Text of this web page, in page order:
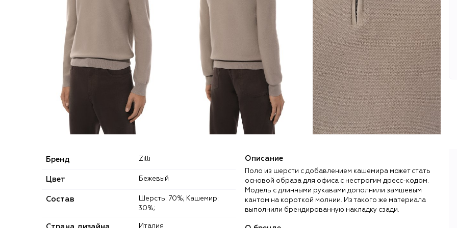
Бренд Zilli
Цвет Бежевый
Состав
Шерсть: 70%; Кашемир:
30%;
Италия
Описание
Поло из шерсти с добавлением кашемира может стать
основой образа для офиса с нестрогим дресс-кодом.
Модель с длинными рукавами дополнили замшевым
кантом на короткой молнии. Из такого же материала
выполнили брендированную накладку сзади.